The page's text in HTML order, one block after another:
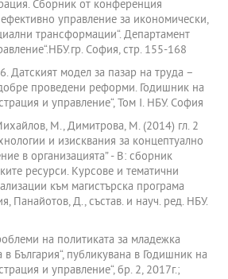
Сборник от конференция
ефективно управление за икономически,
трансформации“. Департамент
София, стр. 155-168
Датският модел за пазар на труда –
проведени реформи. Годишник на
и управление“, Том I. НБУ. София
М., Димитрова, М. (2014) гл. 2
и изисквания за концептуално
в организацията” - В: сборник
ресурси. Курсове и тематични
към магистърска програма
Панайотов, Д., състав. и науч. ред. НБУ.
на политиката за младежка
в България“, публикувана в Годишник на
и управление“, бр. 2, 2017г.;